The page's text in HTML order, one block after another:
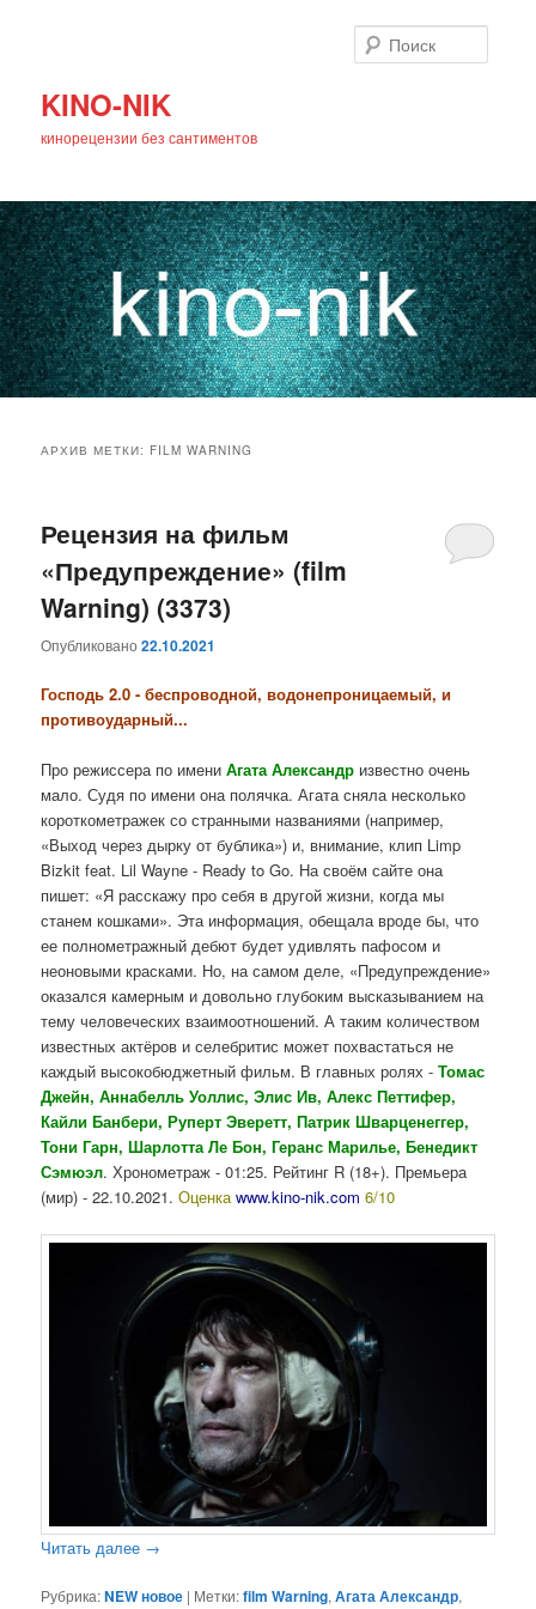
KINO-NIK
кинорецензии без сантиментов
основному
содержимому
дополнительному
содержимому
АРХИВ МЕТКИ: FILM WARNING
Рецензия на фильм
«Предупреждение» (film
Warning) (3373)
Опубликовано22.10.2021
Господь 2.0 - беспроводной, водонепроницаемый, и
противоударный...
Про режиссера по имениАгата Александр известно очень
мало. Судя по имени она полячка. Агата сняла несколько
короткометражек со странными названиями (например,
«Выход через дырку от бублика») и, внимание, клип Limp
Bizkit feat. Lil Wayne - Ready to Go. На своём сайте она
пишет: «Я расскажу про себя в другой жизни, когда мы
станем кошками». Эта информация, обещала вроде бы, что
ее полнометражный дебют будет удивлять пафосом и
неоновыми красками. Но, на самом деле, «Предупреждение»
оказался камерным и довольно глубоким высказыванием на
тему человеческих взаимоотношений. А таким количеством
известных актёров и селебритис может похвастаться не
каждый высокобюджетный фильм. В главных ролях -Томас
Джейн, Аннабелль Уоллис, Элис Ив, Алекс Петтифер,
Кайли Банбери, Руперт Эверетт, Патрик Шварценеггер,
Тони Гарн, Шарлотта Ле Бон, Геранс Марилье, Бенедикт
Сэмюэл. Хронометраж - 01:25. Рейтинг R (18+). Премьера
(мир) - 22.10.2021.Оценкаwww.kino-nik.com 6/10
Читать далее →
Рубрика:NEW новое | Метки:film Warning,Агата Александр,